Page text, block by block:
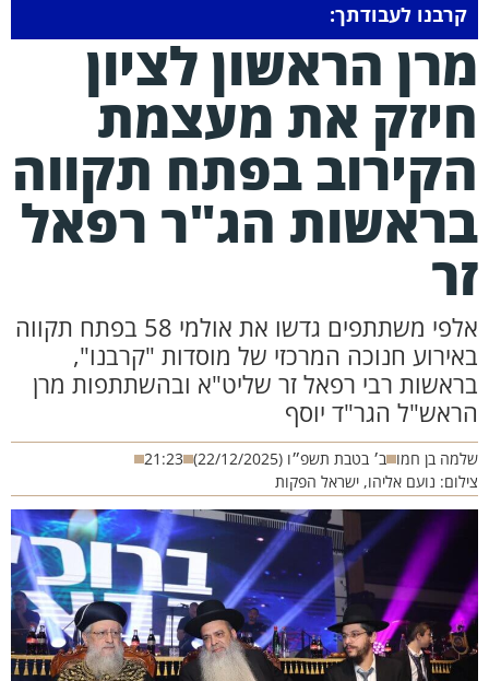
קרבנו לעבודתך:
הראשון לציון
את מעצמת
בפתח תקווה
הג"ר רפאל
אלפי משתתפים גדשו את אולמי 58 בפתח תקווה
חנוכה המרכזי של מוסדות "קרבנו",
רבי רפאל זר שליט"א ובהשתתפות מרן
הגר"ד יוסף
בן חמו ב׳ בטבת תשפ״ו (22/12/2025)
21:23
נועם אליהו, ישראל הפקות